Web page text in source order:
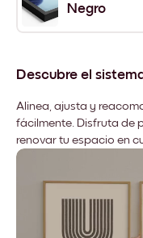
Negro
Descubre el
Alinea, ajusta y
fácilmente. Disfruta de
renovar tu espacio en